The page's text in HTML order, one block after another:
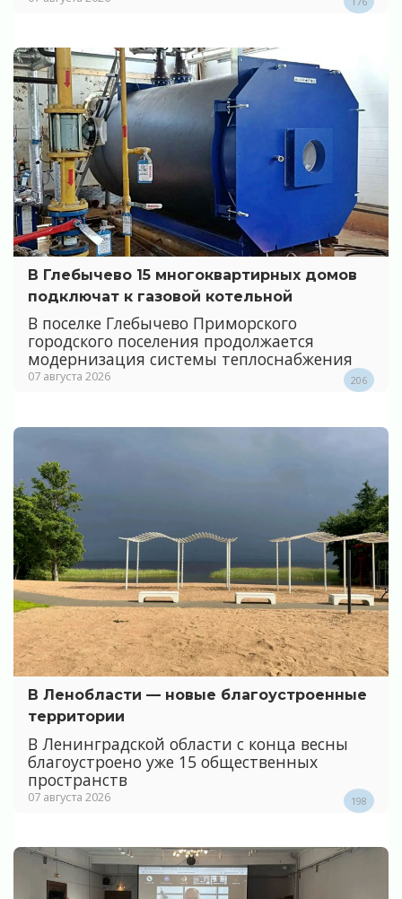
В Глебычево 15 многоквартирных домов
подключат к газовой котельной
В поселке Глебычево Приморского
городского поселения продолжается
модернизация системы теплоснабжения
07 августа 2026 206
В Ленобласти — новые благоустроенные
территории
В Ленинградской области с конца весны
благоустроено уже 15 общественных
пространств
07 августа 2026 198